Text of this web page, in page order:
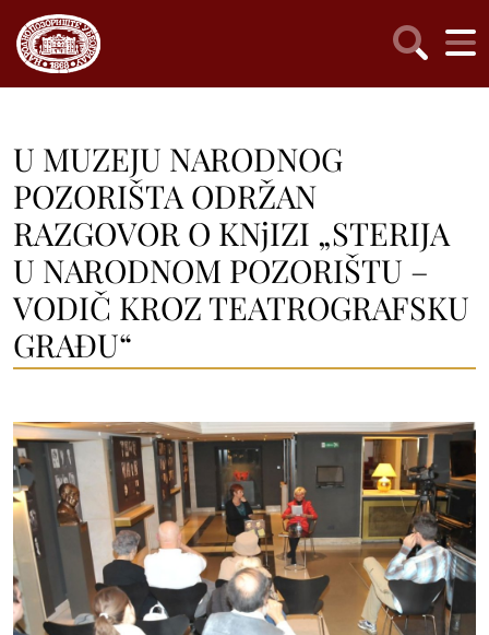
U MUZEJU NARODNOG
POZORIŠTA ODRŽAN
RAZGOVOR O KNjIZI „STERIJA
U NARODNOM POZORIŠTU –
VODIČ KROZ TEATROGRAFSKU
GRAĐU“